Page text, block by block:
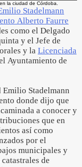
la ciudad de Córdoba.
Stadelmann
Alberto Faurre
como el Delgado
y el Jefe de
y la Licenciada
Ayuntamiento de
Stadelmann
donde dijo que
a conocer y
que en
así como
por el
municipales y
de